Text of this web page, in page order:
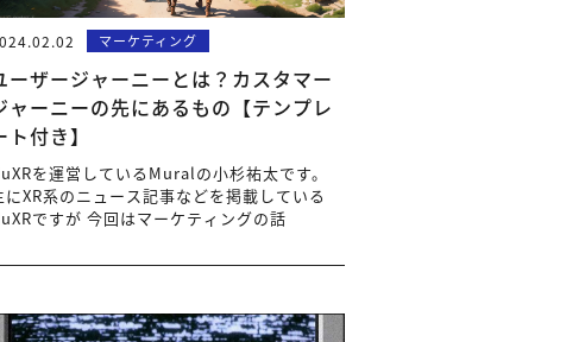
マーケティング
ーザージャーニーとは？カスタマー
ャーニーの先にあるもの【テンプレ
ト付き】
を運営しているMuralの小杉祐太です。
にXR系のニュース記事などを掲載している
ですが 今回はマーケティングの話